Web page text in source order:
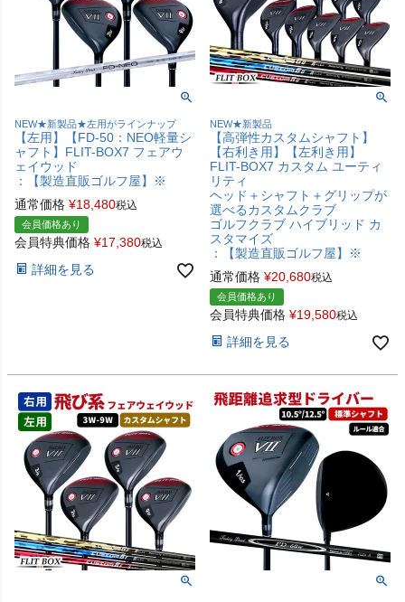
NEW★新製品★左用がラインナップ
【左用】【FD-50：NEO軽量シ
ャフト】FLIT-BOX7 フェアウ
ェイウッド
：【製造直販ゴルフ屋】※
通常価格 ¥18,480税込
会員価格あり
会員特典価格 ¥17,380税込
詳細を見る
NEW★新製品
【高弾性カスタムシャフト】
【右利き用】【左利き用】
FLIT-BOX7 カスタム ユーティ
リティ
ヘッド＋シャフト＋グリップが
選べるカスタムクラブ
ゴルフクラブ ハイブリッド カ
スタマイズ
：【製造直販ゴルフ屋】※
通常価格 ¥20,680税込
会員価格あり
会員特典価格 ¥19,580税込
詳細を見る